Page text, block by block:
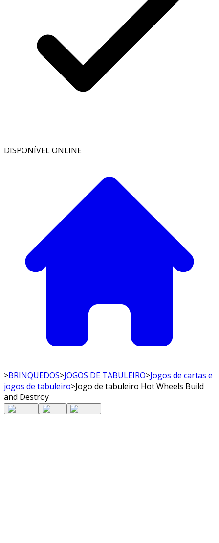
DISPONÍVEL ONLINE
>BRINQUEDOS>JOGOS DE TABULEIRO>Jogos de cartas e
jogos de tabuleiro>Jogo de tabuleiro Hot Wheels Build
and Destroy